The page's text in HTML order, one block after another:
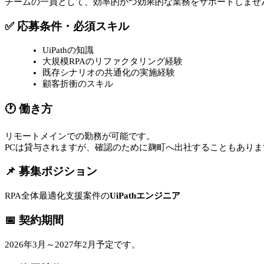
✅ 応募条件・必須スキル
UiPathの知識
大規模RPAのリファクタリング経験
既存シナリオの共通化の実施経験
顧客折衝のスキル
🕐 働き方
リモートメインでの勤務が可能です。
PCは貸与されますが、確認のために麹町へ出社することもありま
📌 募集ポジション
RPA全体最適化支援案件のUiPathエンジニア
📅 契約期間
2026年3月～2027年2月予定です。